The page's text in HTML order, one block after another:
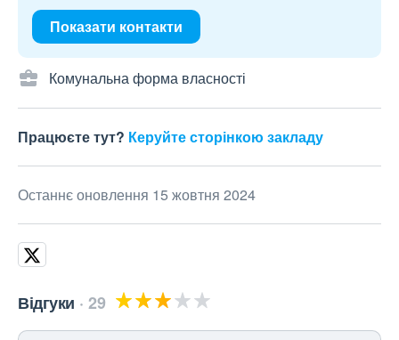
Показати контакти
Комунальна форма власності
Працюєте тут? Керуйте сторінкою закладу
Останнє оновлення 15 жовтня 2024
Відгуки 29